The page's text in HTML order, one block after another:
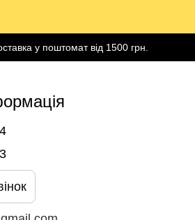
у поштомат від 1500 грн.